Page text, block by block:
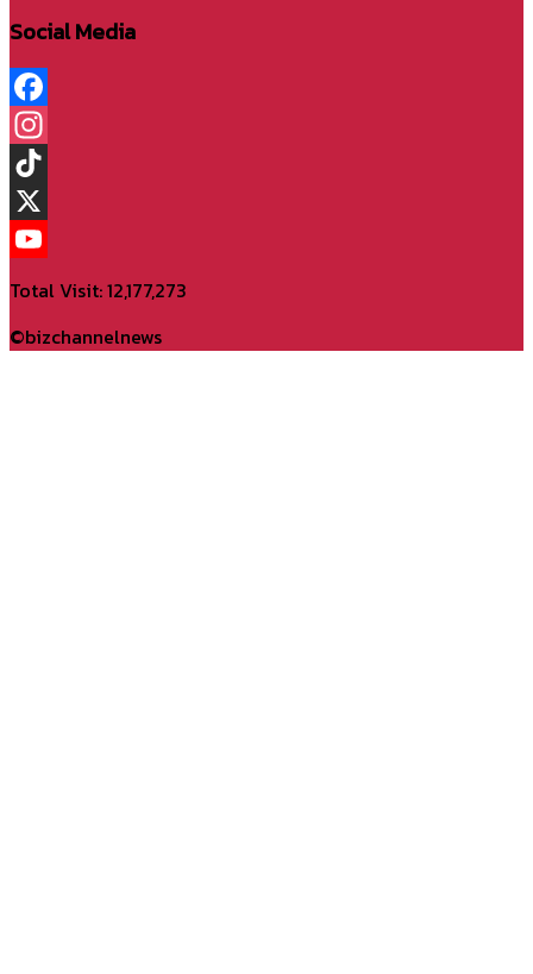
Social Media
Facebook
Instagram
TikTok
X
Total Visit: 12,177,273
©bizchannelnews